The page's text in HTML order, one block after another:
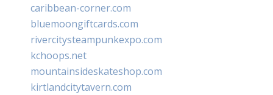
caribbean-corner.com
bluemoongiftcards.com
rivercitysteampunkexpo.com
kchoops.net
mountainsideskateshop.com
kirtlandcitytavern.com